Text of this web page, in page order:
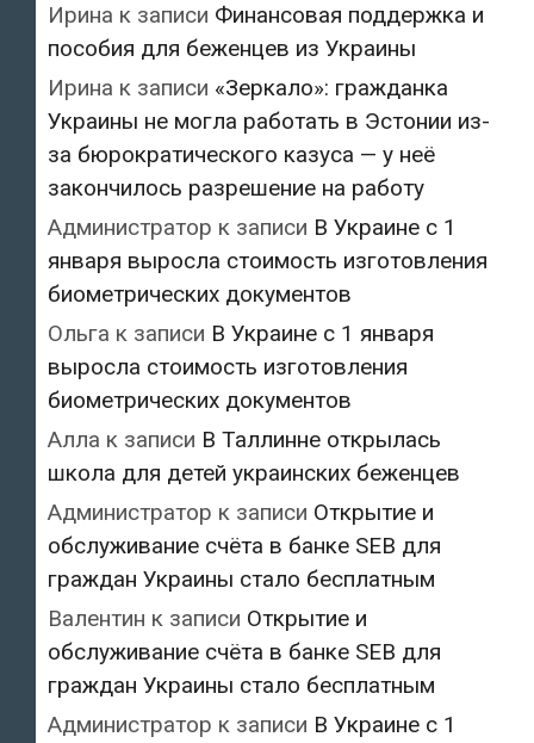
Ирина к записи Финансовая поддержка и
пособия для беженцев из Украины
Ирина к записи «Зеркало»: гражданка
Украины не могла работать в Эстонии из-
за бюрократического казуса — у неё
закончилось разрешение на работу
Администратор к записи В Украине с 1
января выросла стоимость изготовления
биометрических документов
Ольга к записи В Украине с 1 января
выросла стоимость изготовления
биометрических документов
Алла к записи В Таллинне открылась
школа для детей украинских беженцев
Администратор к записи Открытие и
обслуживание счёта в банке SEB для
граждан Украины стало бесплатным
Валентин к записи Открытие и
обслуживание счёта в банке SEB для
граждан Украины стало бесплатным
Администратор к записи В Украине с 1